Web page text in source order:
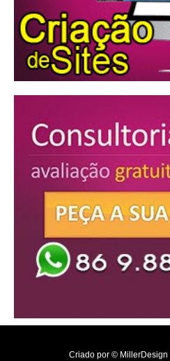
Criado por © MillerDesign |